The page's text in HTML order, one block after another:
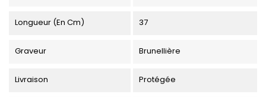
Longueur (en Cm) 37
Graveur Brunellière
Livraison Protégée